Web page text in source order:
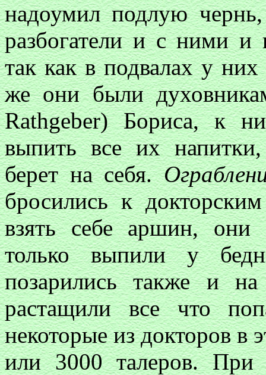
надоумил подлую
разбогатели и с ними и
так как в подвалах у
же они были
Rathgeber) Бориса, к
выпить все их
берет на себя.
бросились к
взять себе аршин, они
только выпили у
позарились также и
растащили все что
некоторые из докторов в
или 3000 талеров. При